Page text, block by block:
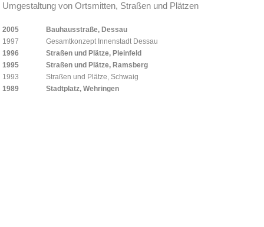
Umgestaltung von Ortsmitten, Straßen und Plätzen
2005
Bauhausstraße, Dessau
1997
Gesamtkonzept Innenstadt Dessau
1996
Straßen und Plätze, Pleinfeld
1995
Straßen und Plätze, Ramsberg
1993
Straßen und Plätze, Schwaig
1989
Stadtplatz, Wehringen